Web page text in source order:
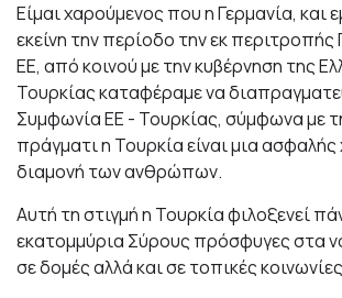
Είμαι χαρούμενος που η Γερμανία, και
εκείνη την περίοδο την εκ
ΕΕ, από κοινού με την κυβέρνηση της
Τουρκίας καταφέραμε να
Συμφωνία ΕΕ - Τουρκίας, σύμφωνα με
πράγματι η Τουρκία είναι μια
διαμονή των ανθρώπων.
Αυτή τη στιγμή η Τουρκία φιλοξενεί
εκατομμύρια Σύρους πρόσφυγες στα
σε δομές αλλά και σε τοπικές